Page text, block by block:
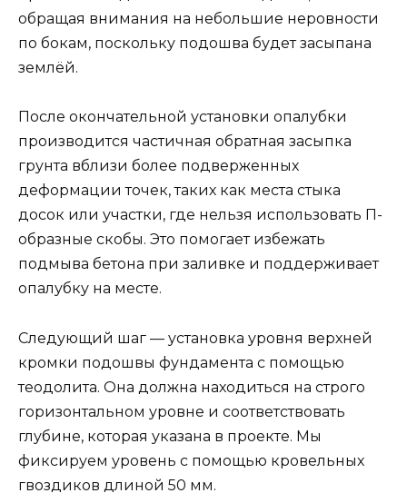
обращая внимания на небольшие неровности
по бокам, поскольку подошва будет засыпана
землёй.
После окончательной установки опалубки
производится частичная обратная засыпка
грунта вблизи более подверженных
деформации точек, таких как места стыка
досок или участки, где нельзя использовать П-
образные скобы. Это помогает избежать
подмыва бетона при заливке и поддерживает
опалубку на месте.
Следующий шаг — установка уровня верхней
кромки подошвы фундамента с помощью
теодолита. Она должна находиться на строго
горизонтальном уровне и соответствовать
глубине, которая указана в проекте. Мы
фиксируем уровень с помощью кровельных
гвоздиков длиной 50 мм.